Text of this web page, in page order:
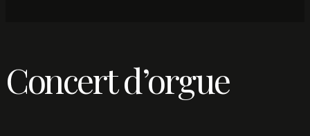
Concert d’orgue